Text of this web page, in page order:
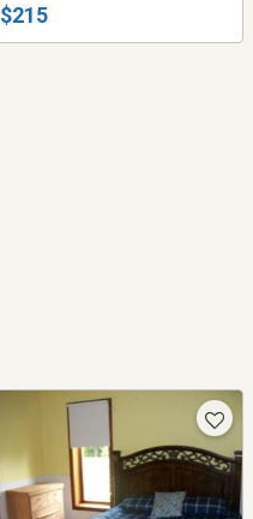
$215